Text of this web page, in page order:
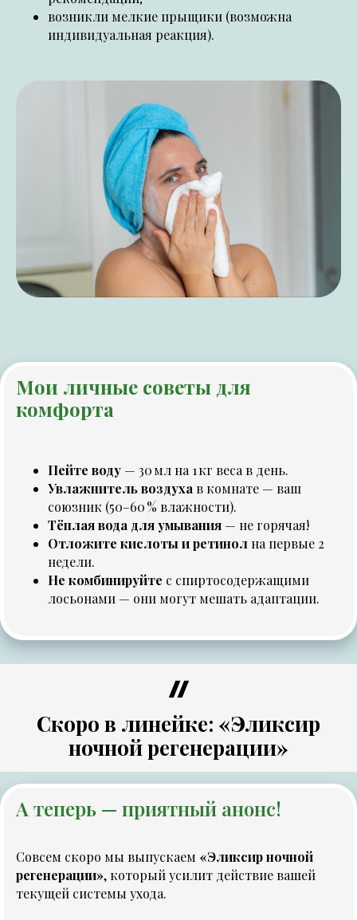
возникли мелкие прыщики (возможна
индивидуальная реакция).
Мои личные советы для
комфорта
Пейте воду — 30 мл на 1 кг веса в день.
Увлажнитель воздуха в комнате — ваш
союзник (50–60 % влажности).
Тёплая вода для умывания — не горячая!
Отложите кислоты и ретинол на первые 2
недели.
Не комбинируйте с спиртосодержащими
лосьонами — они могут мешать адаптации.
Скоро в линейке: «Эликсир
ночной регенерации»
А теперь — приятный анонс!
Совсем скоро мы выпускаем «Эликсир ночной
регенерации», который усилит действие вашей
текущей системы ухода.